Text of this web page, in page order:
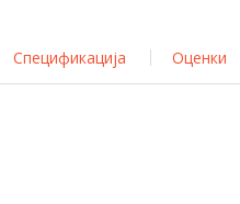
Спецификација Оценки